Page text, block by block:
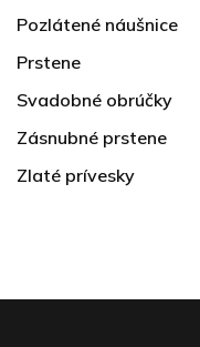
Pozlátené náušnice
Prstene
Svadobné obrúčky
Zásnubné prstene
Zlaté prívesky